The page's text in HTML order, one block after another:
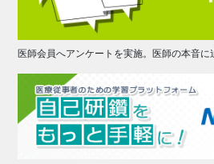
医師会員へアンケートを実施。医師の本音に